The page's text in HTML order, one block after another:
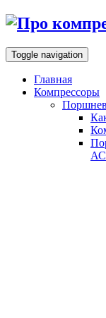
Toggle navigation
Главная
Компрессоры